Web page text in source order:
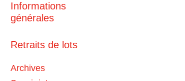
Informations
générales
Retraits de lots
Archives
DernièresNews
Tavneos® (avacopan)
06 août 2026